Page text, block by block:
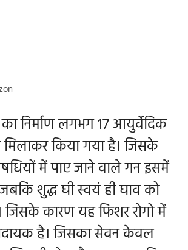
निर्माण लगभग 17 आयुर्वेदिक
किया गया है। जिसके
में पाए जाने वाले गन इसमें
शुद्ध घी स्वयं ही घाव को
जिसके कारण यह फिशर रोगो में
है। जिसका सेवन केवल